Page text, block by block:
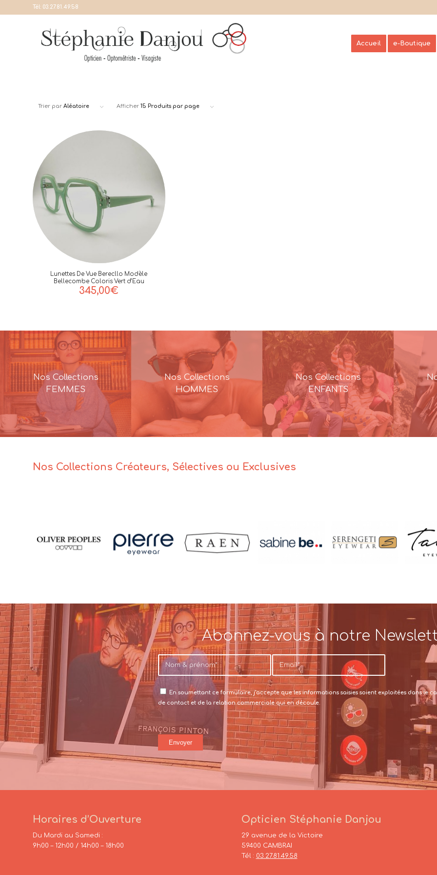
Tél: 03.27.81.49.58
Accueil e-Boutique
Trier par Aléatoire Afficher 15 Produits par page
Lunettes De Vue Berecllo Modèle
Bellecombe Coloris Vert d’Eau
345,00€
Nos Collections
FEMMES
Nos Collections
HOMMES
Nos Collections
ENFANTS
Nos Collections Créateurs, Sélectives ou Exclusives
Abonnez-vous à notre
En soumettant ce formulaire, j’accepte que les informations saisies soient exploitées dans le
de contact et de la relation commerciale qui en découle.
Horaires d’Ouverture
Du Mardi au Samedi :
9h00 – 12h00 / 14h00 – 18h00
Opticien Stéphanie Danjou
29 avenue de la Victoire
59400 CAMBRAI
Tél : 03.27.81.49.58